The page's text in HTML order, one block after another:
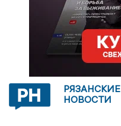
РЯЗАНСКИЕ
НОВОСТИ